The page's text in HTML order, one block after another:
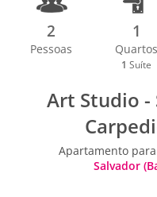
2
Pessoas
1
Quartos
1 Suíte
Art Studio -
Apartamento
Salvador